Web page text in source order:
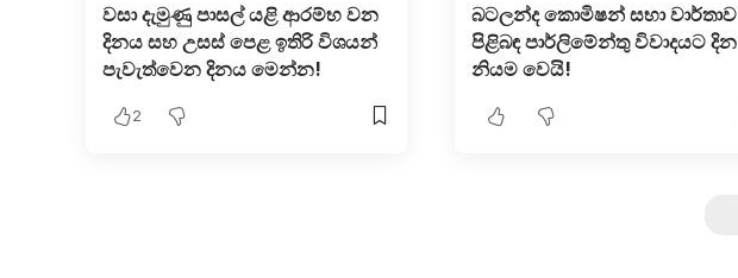
වසා දැමුණු පාසල් ය​ළි ආරම්භ වන
දිනය සහ උසස් පෙළ ඉතිරි විශයන්
පැවැත්වෙන දිනය මෙන්න!
2
බටලන්ද කොමිෂන් සභා වාර්තාව
පිළිබඳ පාර්ලිමේන්තු විවාදයට දින
නියම වෙයි!